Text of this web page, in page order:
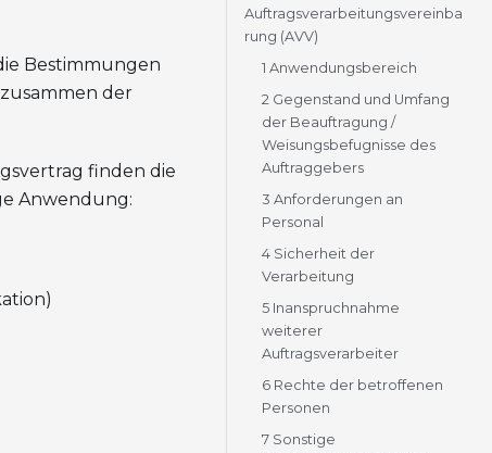
Bestimmungen
der
finden die
Anwendung:
Auftragsverarbeitungsvereinba
rung (AVV)
1 Anwendungsbereich
2 Gegenstand und Umfang
der Beauftragung /
Weisungsbefugnisse des
Auftraggebers
3 Anforderungen an
Personal
4 Sicherheit der
Verarbeitung
5 Inanspruchnahme
weiterer
Auftragsverarbeiter
6 Rechte der betroffenen
Personen
7 Sonstige